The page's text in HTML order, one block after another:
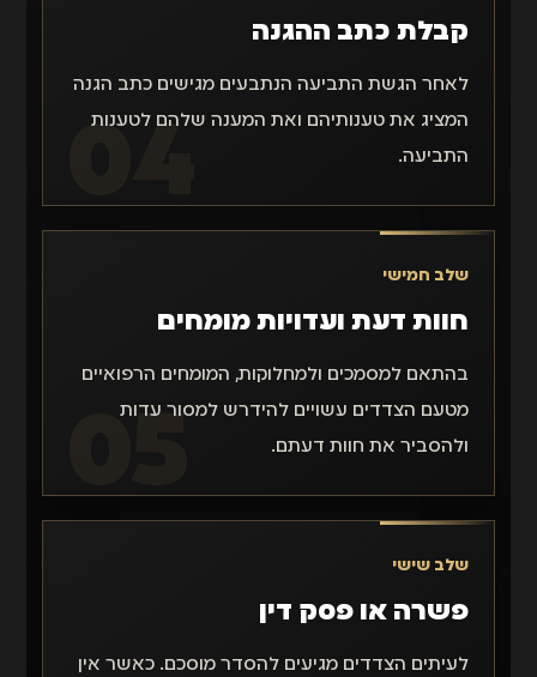
קבלת כתב ההגנה
לאחר הגשת התביעה הנתבעים מגישים כתב הגנה
המציג את טענותיהם ואת המענה שלהם לטענות
התביעה.
שלב חמישי
חוות דעת ועדויות מומחים
בהתאם למסמכים ולמחלוקות, המומחים הרפואיים
מטעם הצדדים עשויים להידרש למסור עדות
ולהסביר את חוות דעתם.
שלב שישי
פשרה או פסק דין
לעיתים הצדדים מגיעים להסדר מוסכם. כאשר אין